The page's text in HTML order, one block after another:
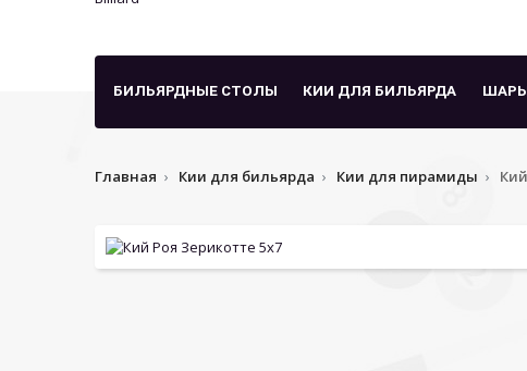
БИЛЬЯРДНЫЕ СТОЛЫ КИИ ДЛЯ БИЛЬЯРДА
Главная Кии для бильярда Кии для пирамиды